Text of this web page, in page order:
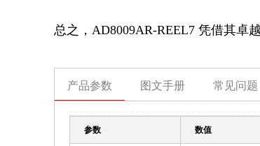
总之，AD8009AR-REEL7 凭借其卓
产品参数 图文手册 常见问题
参数 数值